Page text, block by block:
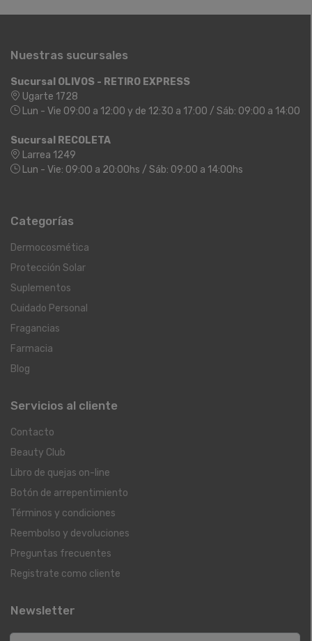
Nuestras sucursales
Sucursal OLIVOS - RETIRO EXPRESS
Ugarte 1728
Lun - Vie 09:00 a 12:00 y de 12:30 a 17:00 / Sáb: 09:00 a 14:00
Sucursal RECOLETA
Larrea 1249
Lun - Vie: 09:00 a 20:00hs / Sáb: 09:00 a 14:00hs
Categorías
Dermocosmética
Protección Solar
Suplementos
Cuidado Personal
Fragancias
Farmacia
Blog
Servicios al cliente
Contacto
Beauty Club
Libro de quejas on-line
Botón de arrepentimiento
Términos y condiciones
Reembolso y devoluciones
Preguntas frecuentes
Registrate como cliente
Newsletter